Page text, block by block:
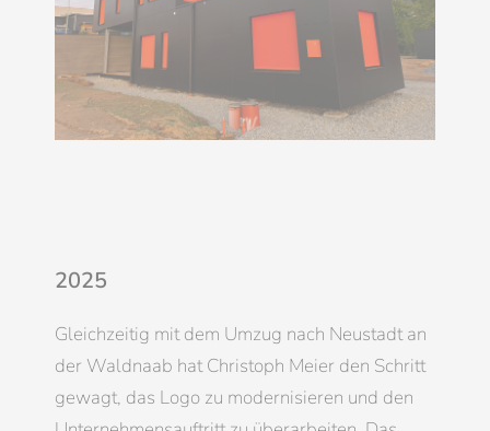
2025
Gleichzeitig mit dem Umzug nach Neustadt an
der Waldnaab hat Christoph Meier den Schritt
gewagt, das Logo zu modernisieren und den